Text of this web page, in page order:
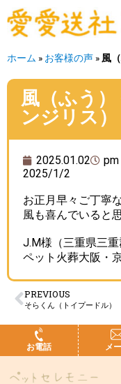
ホーム » お客様の声 » 風
風（ふう
ンジリス）
2025.01.02
pm
2025/1/2
お正月早々ご丁寧
風も喜んでいると
J.M様（三重県三重
ペット火葬大阪・
PREVIOUS
そらくん（トイプードル）
お電話 メ